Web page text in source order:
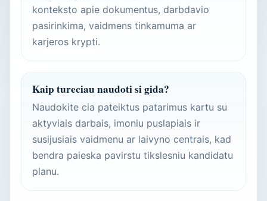
konteksto apie dokumentus, darbdavio
pasirinkima, vaidmens tinkamuma ar
karjeros krypti.
Kaip tureciau naudoti si gida?
Naudokite cia pateiktus patarimus kartu su
aktyviais darbais, imoniu puslapiais ir
susijusiais vaidmenu ar laivyno centrais, kad
bendra paieska pavirstu tikslesniu kandidatu
planu.